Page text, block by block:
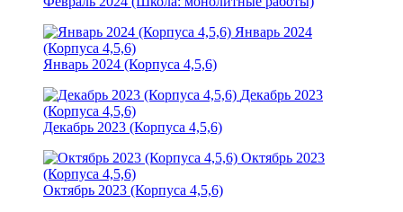
Январь 2024
(Корпуса 4,5,6)
Январь 2024 (Корпуса 4,5,6)
Декабрь 2023
(Корпуса 4,5,6)
Декабрь 2023 (Корпуса 4,5,6)
Октябрь 2023
(Корпуса 4,5,6)
Октябрь 2023 (Корпуса 4,5,6)